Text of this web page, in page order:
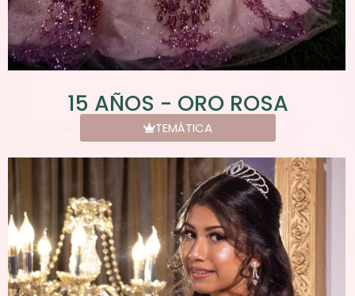
15 AÑOS - ORO ROSA
TEMÁTICA